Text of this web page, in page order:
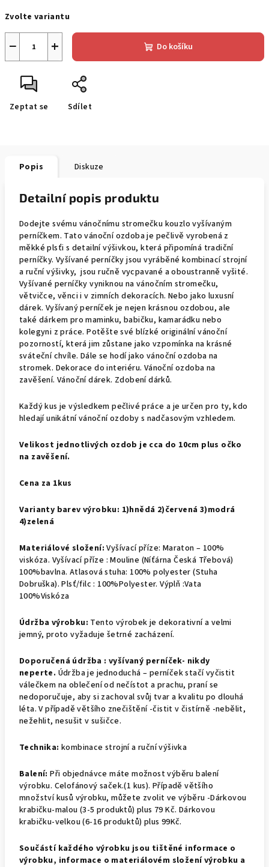
cena:
Zvolte variantu
+
− Do košíku
Zeptat se Sdílet
Popis Diskuze
Detailní popis produktu
Dodejte svému vánočnímu stromečku kouzlo vyšívaným
perníčkem. Tato vánoční ozdoba je pečlivě vyrobená z
měkké plsťi s detailní výšivkou, která připomíná tradiční
perníčky. Vyšívané perníčky jsou vyráběné kombinací strojní
a ruční výšivky, jsou ručně vycpavané a oboustranně vyšité.
Vyšívané perníčky vyniknou na vánočním stromečku,
větvičce, věnci i v zimních dekoracích. Nebo jako luxusní
dárek. Vyšívaný perníček je nejen krásnou ozdobou, ale
také dárkem pro maminku, babičku, kamarádku nebo
kolegyni z práce. Potěšte své blízké originální vánoční
pozorností, která jim zůstane jako vzpomínka na krásné
sváteční chvíle. Dále se hodí jako vánoční ozdoba na
stromek. Dekorace do interiéru. Vánoční ozdoba na
zavěšení. Vánoční dárek. Zdobení dárků.
Každý kus je výsledkem pečlivé práce a je určen pro ty, kdo
hledají unikátní vánoční ozdoby s nadčasovým vzhledem.
Velikost jednotlivých ozdob je cca do 10cm plus očko
na zavěšení.
Cena za 1kus
Varianty barev výrobku: 1)hnědá 2)červená 3)modrá
4)zelená
Materiálové složení: Vyšívací příze: Maraton – 100%
viskóza. Vyšívací příze : Mouline (Níťárna Česká Třebová)
100%bavlna. Atlasová stuha: 100% polyester (Stuha
Dobruška). Plsť/filc : 100%Polyester. Výplň :Vata
100%Viskóza
Údržba výrobku: Tento výrobek je dekorativní a velmi
jemný, proto vyžaduje šetrné zacházení.
Doporučená údržba : vyšívaný perníček- nikdy
neperte. Údržba je jednoduchá – perníček stačí vyčistit
válečkem na oblečení od nečístot a prachu, praní se
nedoporučuje, aby si zachoval svůj tvar a kvalitu po dlouhá
léta. V případě většího znečištění -čistit v čistírně -nebělit,
nežehlit, nesušit v sušičce.
Technika: kombinace strojní a ruční výšivka
Balení:Při objednávce máte možnost výběru balení
výrobku. Celofánový saček.(1 kus).Případě většího
množství kusů výrobku, můžete zvolit ve výběru -Dárkovou
krabičku-malou (3-5 produktů) plus 79 Kč. Dárkovou
krabičku-velkou (6-16 produktů) plus 99Kč.
Součástí každého výrobku jsou tištěné informace o
výrobku, informace o materiálovém složení výrobku a